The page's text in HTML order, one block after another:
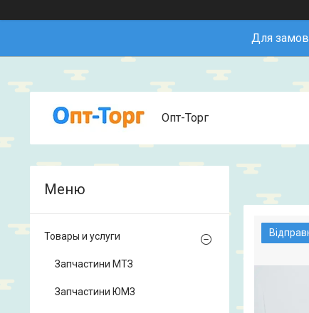
Для
Опт-Торг
Товары и услуги
Запчастини МТЗ
Запчастини ЮМЗ